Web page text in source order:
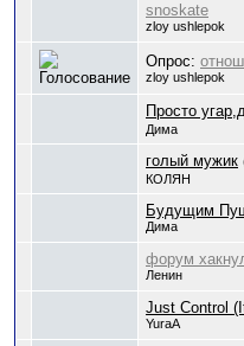
snoskate
zloy ushlepok
Опрос:
zloy ushlepok
Просто
Дима
голый мужик
КОЛЯН
Будущим
Дима
форум
Ленин
Just Control
YuraA